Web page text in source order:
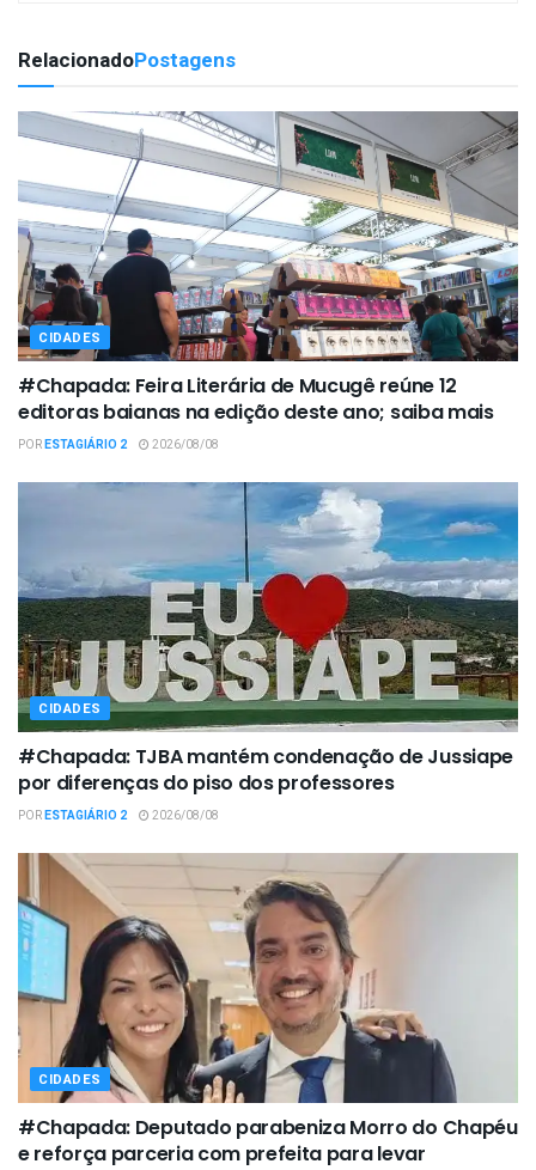
RelacionadoPostagens
CIDADES
#Chapada: Feira Literária de Mucugê reúne 12
editoras baianas na edição deste ano; saiba mais
PORESTAGIÁRIO 2 2026/08/08
CIDADES
#Chapada: TJBA mantém condenação de Jussiape
por diferenças do piso dos professores
PORESTAGIÁRIO 2 2026/08/08
CIDADES
#Chapada: Deputado parabeniza Morro do Chapéu
e reforça parceria com prefeita para levar